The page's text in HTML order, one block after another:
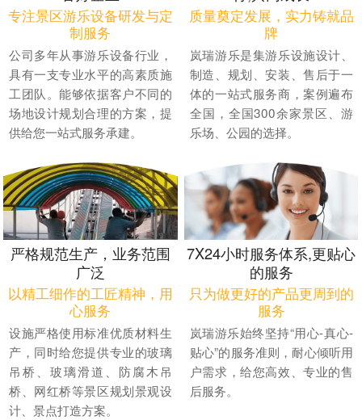
专注景区游乐设备研发与定
制服务
公司多年从事游乐设备行业，
具有一支专业水平的高素质施
工团队。能够依据客户不同的
场地设计规划合理的方案，提
供给您一站式服务承建。
质量奠定发展，实力铸就品
牌
岚瑞游乐是集游乐设施设计、
制造、规划、安装、售后于一
体的一站式服务商，案例遍布
全国，全国300余家景区、游
乐场、公园的选择。
严格规范生产，业务范围
广泛
以精工细作的工匠精神，用
心服务
设施严格使用标准优质材料生
产，同时给您提供专业的玻璃
吊桥、玻璃滑道、防腐木吊
桥、网红桥等景区规划景观设
计、景点打造方案。
7X24小时服务体系,更贴心
的服务
只为做更好的产品更周到的
服务
岚瑞游乐始终坚持“用心-真心-
贴心”的服务准则，耐心倾听用
户需求，给您高效、专业的售
后服务。